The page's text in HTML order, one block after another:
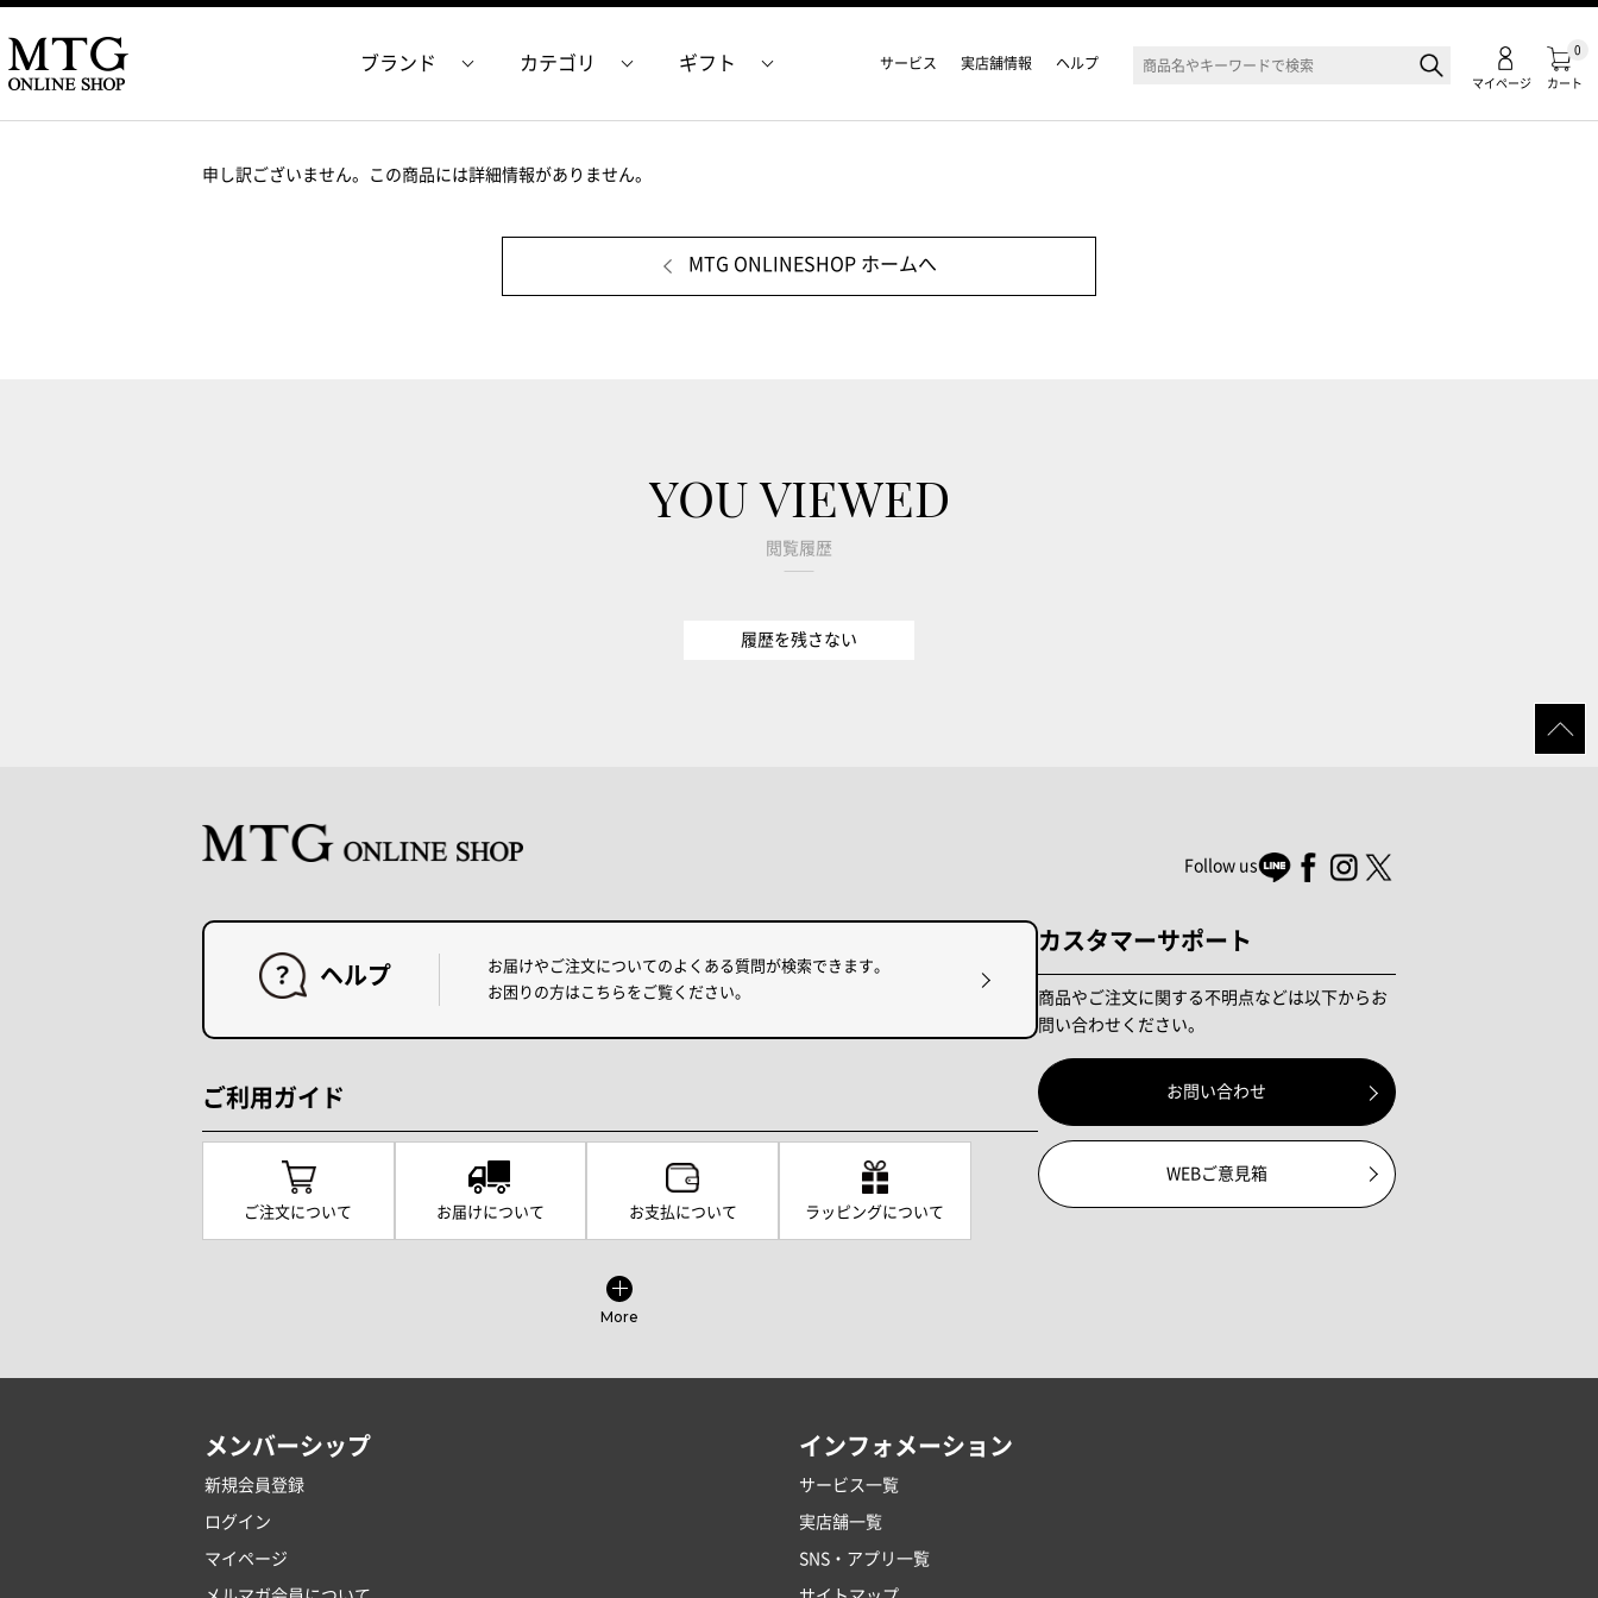
カート
0
マイページ
ブランド カテゴリ ギフト サービス 実店舗情報 ヘルプ
申し訳ございません。この商品には詳細情報がありません。
MTG ONLINESHOP ホームへ
YOU VIEWED
閲覧履歴
履歴を残さない
Follow us
ヘルプ
お届けやご注文についてのよくある質問が検索できます。
お困りの方はこちらをご覧ください。
ご利用ガイド
ご注文について お届けについて お支払について ラッピングについて
More
カスタマーサポート
商品やご注文に関する不明点などは以下からお
問い合わせください。
お問い合わせ
WEBご意見箱
メンバーシップ
新規会員登録
ログイン
マイページ
インフォメーション
サービス一覧
実店舗一覧
SNS・アプリ一覧